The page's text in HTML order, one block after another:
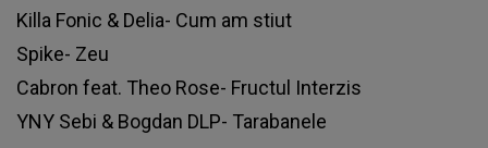
Killa Fonic & Delia- Cum am stiut
Spike- Zeu
Cabron feat. Theo Rose- Fructul Interzis
YNY Sebi & Bogdan DLP- Tarabanele